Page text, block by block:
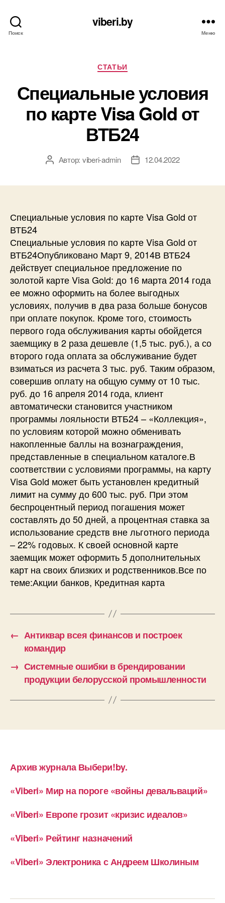
Поиск
viberi.by
Меню
Рубрики
СТАТЬИ
Специальные условия
по карте Visa Gold от
ВТБ24
АвторАвтор: viberi-admin
Дата12.04.2022
Специальные условия по карте Visa Gold от
ВТБ24
Специальные условия по карте Visa Gold от
ВТБ24Опубликовано Март 9, 2014В ВТБ24
действует специальное предложение по
золотой карте Visa Gold: до 16 марта 2014 года
ее можно оформить на более выгодных
условиях, получив в два раза больше бонусов
при оплате покупок. Кроме того, стоимость
первого года обслуживания карты обойдется
заемщику в 2 раза дешевле (1,5 тыс. руб.), а со
второго года оплата за обслуживание будет
взиматься из расчета 3 тыс. руб. Таким образом,
совершив оплату на общую сумму от 10 тыс.
руб. до 16 апреля 2014 года, клиент
автоматически становится участником
программы лояльности ВТБ24 – «Коллекция»,
по условиям которой можно обменивать
накопленные баллы на вознаграждения,
представленные в специальном каталоге.В
соответствии с условиями программы, на карту
Visa Gold может быть установлен кредитный
лимит на сумму до 600 тыс. руб. При этом
беспроцентный период погашения может
составлять до 50 дней, а процентная ставка за
использование средств вне льготного периода
– 22% годовых. К своей основной карте
заемщик может оформить 5 дополнительных
карт на своих близких и родственников.Все по
теме:Акции банков, Кредитная карта
← Антиквар всея финансов и построек
командир
→ Системные ошибки в брендировании
продукции белорусской промышленности
Архив журнала Выбери!by.
«Viberi» Мир на пороге «войны девальваций»
«Viberi» Европе грозит «кризис идеалов»
«Viberi» Рейтинг назначений
«Viberi» Электроника с Андреем Школиным